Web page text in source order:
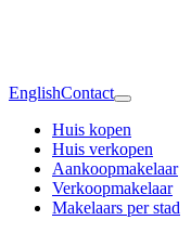
EnglishContact
Huis kopen
Huis verkopen
Aankoopmakelaar
Verkoopmakelaar
Makelaars per stad